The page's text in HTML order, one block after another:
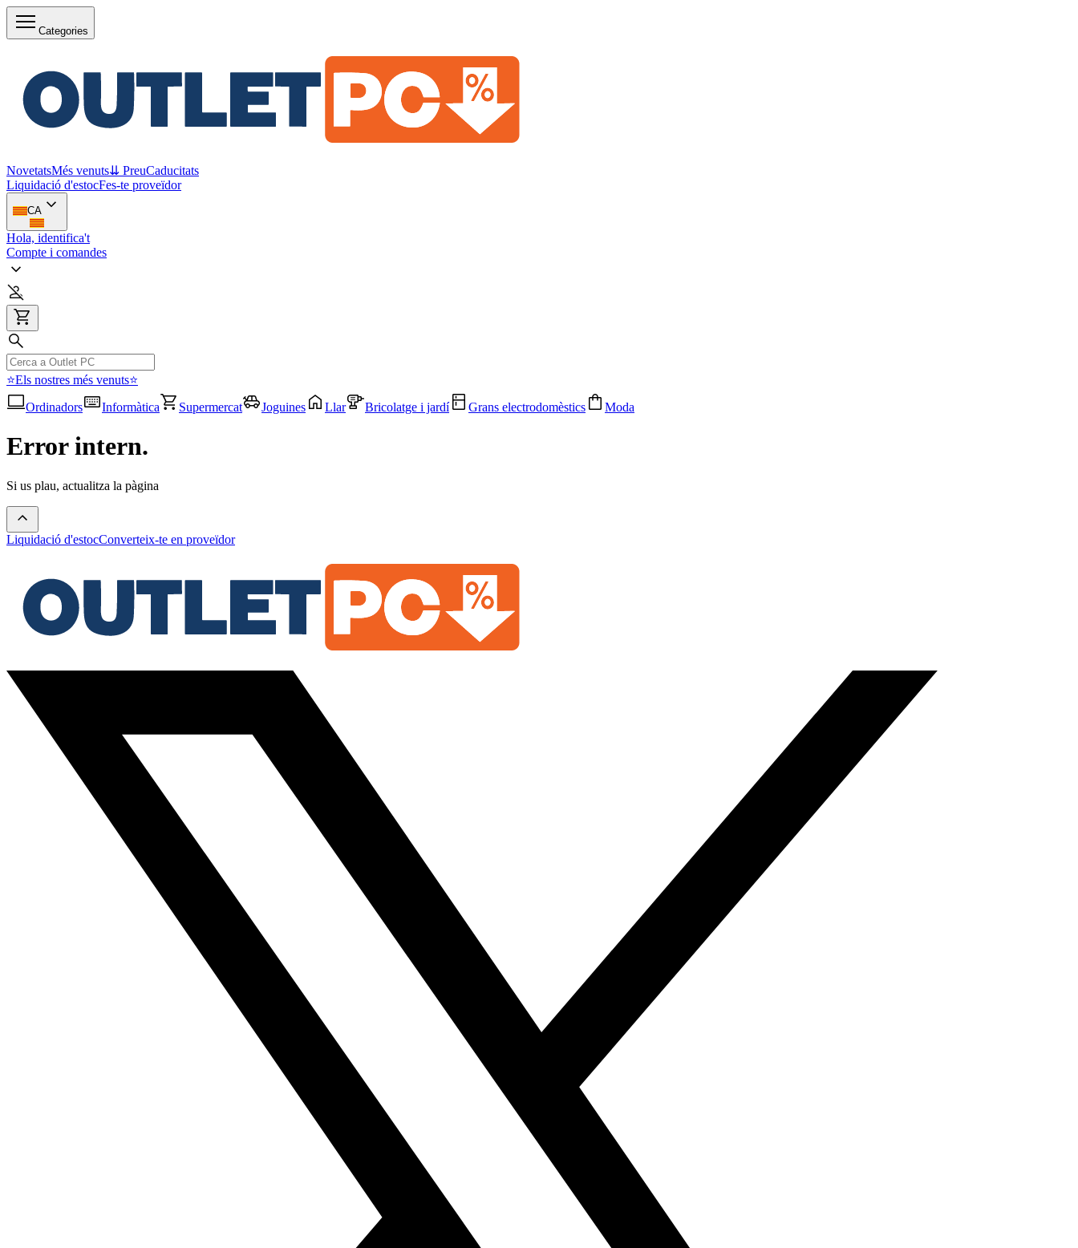
Categories
NovetatsMés venuts⇊ PreuCaducitats
Liquidació d'estocFes-te proveïdor
CA
Hola, identifica't
Compte i comandes
⭐Els nostres més venuts⭐
Ordinadors
Informàtica Supermercat Joguines Llar Bricolatge i jardí Grans electrodomèstics Moda
Error intern.
Si us plau, actualitza la pàgina
Liquidació d'estocConverteix-te en proveïdor